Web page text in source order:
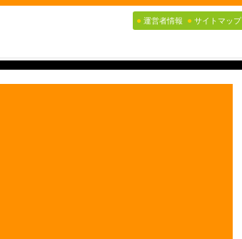
● 運営者情報 ● サイトマップ